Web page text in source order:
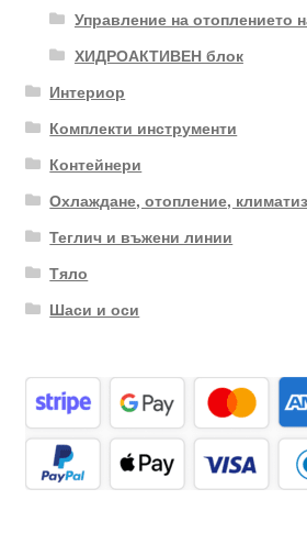
Управление на отоплението
ХИДРОАКТИВЕН блок
Интериор
Комплекти инструменти
Контейнери
Охлаждане, отопление,
Теглич и въжени линии
Тяло
Шаси и оси